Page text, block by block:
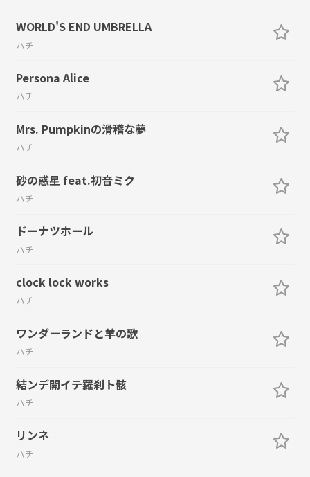
WORLD'S END UMBRELLA
ハチ
Persona Alice
ハチ
Mrs. Pumpkinの滑稽な夢
ハチ
砂の惑星 feat.初音ミク
ハチ
ドーナツホール
ハチ
clock lock works
ハチ
ワンダーランドと羊の歌
ハチ
結ンデ開イテ羅刹ト骸
ハチ
リンネ
ハチ